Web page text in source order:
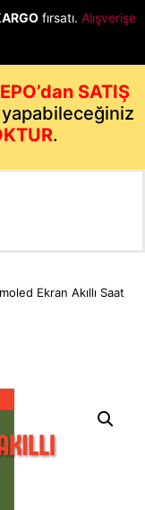
fırsatı. Alışverişe
SATIŞ
yapabileceğiniz
.
Ekran Akıllı Saat